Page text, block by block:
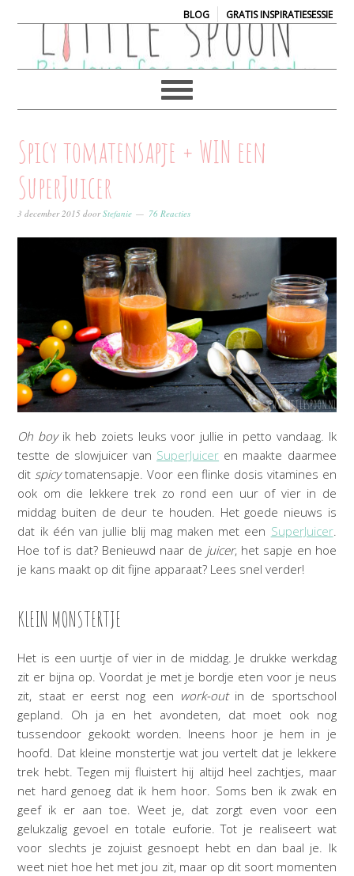
BLOG| GRATIS INSPIRATIESESSIE
Spicy tomatensapje + WIN een
SuperJuicer
3 december 2015 doorStefanie 76 Reacties
Oh boyik heb zoiets leuks voor jullie in petto vandaag. Ik
testte de slowjuicer van SuperJuicer en maakte daarmee
dit spicytomatensapje. Voor een flinke dosis vitamines en
ook om die lekkere trek zo rond een uur of vier in de
middag buiten de deur te houden. Het goede nieuws is
dat ik één van jullie blij mag maken met een SuperJuicer.
Hoe tof is dat? Benieuwd naar de juicer, het sapje en hoe
je kans maakt op dit fijne apparaat? Lees snel verder!
KLEIN MONSTERTJE
Het is een uurtje of vier in de middag. Je drukke werkdag
zit er bijna op. Voordat je met je bordje eten voor je neus
zit, staat er eerst nog een work-outin de sportschool
gepland. Oh ja en het avondeten, dat moet ook nog
tussendoor gekookt worden. Ineens hoor je hem in je
hoofd. Dat kleine monstertje wat jou vertelt dat je lekkere
trek hebt. Tegen mij fluistert hij altijd heel zachtjes, maar
net hard genoeg dat ik hem hoor. Soms ben ik zwak en
geef ik er aan toe. Weet je, dat zorgt even voor een
gelukzalig gevoel en totale euforie. Tot je realiseert wat
voor slechts je zojuist gesnoept hebt en dan baal je. Ik
weet niet hoe het met jou zit, maar op dit soort momenten